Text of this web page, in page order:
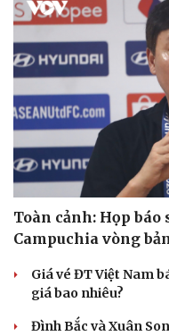
Toàn cảnh: Họp báo
Campuchia vòng
Giá vé ĐT Việt Nam
giá bao nhiêu?
Đình Bắc và Xuân